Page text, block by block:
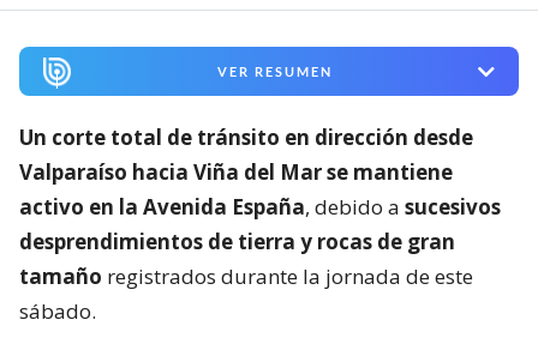
VER RESUMEN
Un corte total de tránsito en dirección desde
Valparaíso hacia Viña del Mar se mantiene
activo en la Avenida España, debido a sucesivos
desprendimientos de tierra y rocas de gran
tamaño registrados durante la jornada de este
sábado.